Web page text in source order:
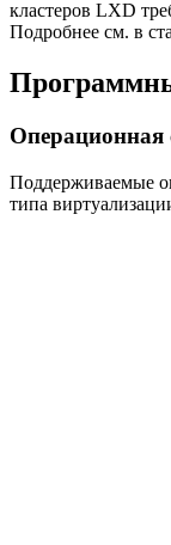
кластеров LXD
Подробнее см. в
Операционная
Поддерживаемые
типа